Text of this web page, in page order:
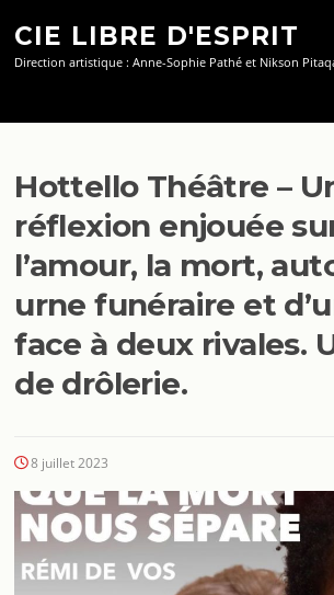
contenu
CIE LIBRE D'ESPRIT
Direction artistique : Anne-Sophie Pathé et Nikson
Hottello Théâtre –
réflexion enjouée
l’amour, la mort,
urne funéraire et
face à deux rivales.
de drôlerie.
8 juillet 2023